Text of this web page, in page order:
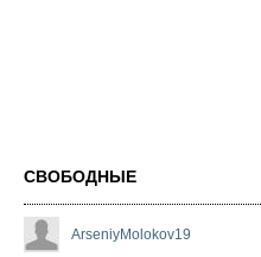
СВОБОДНЫЕ
ArseniyMolokov19